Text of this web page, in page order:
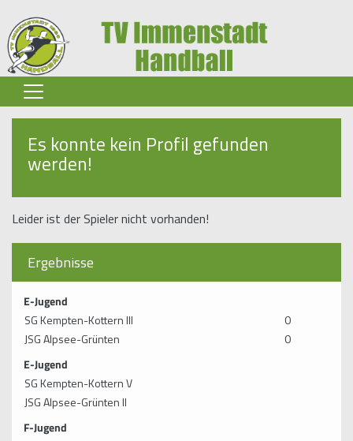
Home
Senioren
Jugend
Verein
Partner-Infos
Sponsoren
Kontakt
Es konnte kein Profil gefunden
werden!
Leider ist der Spieler nicht vorhanden!
Ergebnisse
E-Jugend
SG Kempten-Kottern III
0
JSG Alpsee-Grünten
0
E-Jugend
SG Kempten-Kottern V
JSG Alpsee-Grünten II
F-Jugend